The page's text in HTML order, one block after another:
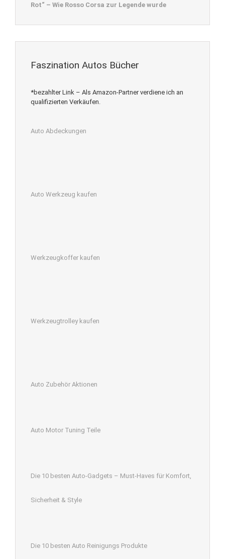
Rot“ – Wie Rosso Corsa zur Legende wurde
Faszination Autos Bücher
*bezahlter Link – Als Amazon-Partner verdiene ich an
qualifizierten Verkäufen.
Auto Abdeckungen
Auto Werkzeug kaufen
Werkzeugkoffer kaufen
Werkzeugtrolley kaufen
Auto Zubehör Aktionen
Auto Motor Tuning Teile
Die 10 besten Auto-Gadgets – Must-Haves für Komfort,
Sicherheit & Style
Die 10 besten Auto Reinigungs Produkte